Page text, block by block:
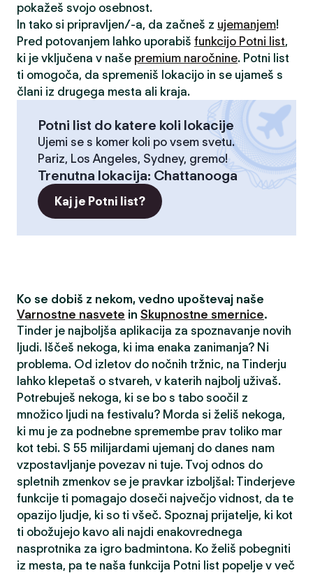
pokažeš svojo osebnost.
In tako si pripravljen/-a, da začneš z ujemanjem!
Pred potovanjem lahko uporabiš funkcijo Potni list,
ki je vključena v naše premium naročnine. Potni list
ti omogoča, da spremeniš lokacijo in se ujameš s
člani iz drugega mesta ali kraja.
Potni list do katere koli lokacije
Ujemi se s komer koli po vsem svetu.
Pariz, Los Angeles, Sydney, gremo!
Trenutna lokacija: Chattanooga
Kaj je Potni list?
Ko se dobiš z nekom, vedno upoštevaj naše
Varnostne nasvete in Skupnostne smernice.
Tinder je najboljša aplikacija za spoznavanje novih
ljudi. Iščeš nekoga, ki ima enaka zanimanja? Ni
problema. Od izletov do nočnih tržnic, na Tinderju
lahko klepetaš o stvareh, v katerih najbolj uživaš.
Potrebuješ nekoga, ki se bo s tabo soočil z
množico ljudi na festivalu? Morda si želiš nekoga,
ki mu je za podnebne spremembe prav toliko mar
kot tebi. S 55 milijardami ujemanj do danes nam
vzpostavljanje povezav ni tuje. Tvoj odnos do
spletnih zmenkov se je pravkar izboljšal: Tinderjeve
funkcije ti pomagajo doseči največjo vidnost, da te
opazijo ljudje, ki so ti všeč. Spoznaj prijatelje, ki kot
ti obožujejo kavo ali najdi enakovrednega
nasprotnika za igro badmintona. Ko želiš pobegniti
iz mesta, pa te naša funkcija Potni list popelje v več